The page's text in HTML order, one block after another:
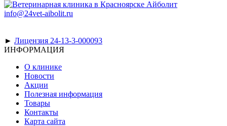
info@24vet-aibolit.ru
► Лицензия 24-13-3-000093
ИНФОРМАЦИЯ
О клинике
Новости
Акции
Полезная информация
Товары
Контакты
Карта сайта